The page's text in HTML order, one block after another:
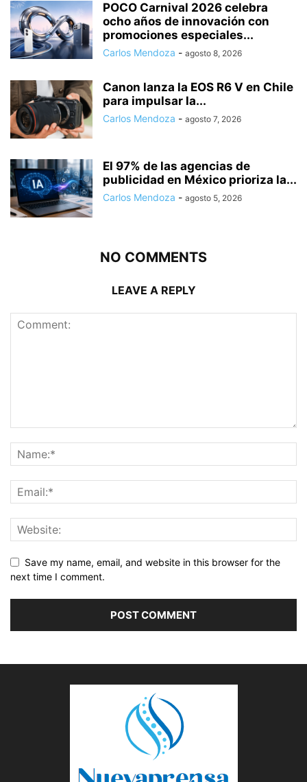
POCO Carnival 2026 celebra
ocho años de innovación con
promociones especiales...
Carlos Mendoza - agosto 8, 2026
Canon lanza la EOS R6 V en Chile
para impulsar la...
Carlos Mendoza - agosto 7, 2026
El 97% de las agencias de
publicidad en México prioriza la...
Carlos Mendoza - agosto 5, 2026
NO COMMENTS
LEAVE A REPLY
Save my name, email, and website in this browser for the
next time I comment.